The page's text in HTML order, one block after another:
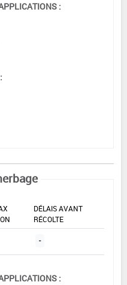
:
DÉLAIS AVANT
RÉCOLTE
-
: